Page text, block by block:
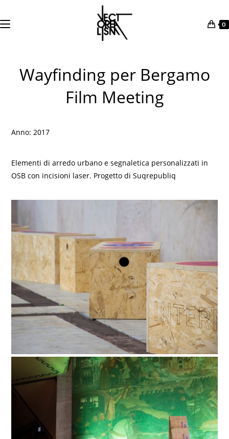
contenuto
0
Wayfinding per Bergamo
Film Meeting
Anno: 2017
Elementi di arredo urbano e segnaletica personalizzati in
OSB con incisioni laser. Progetto di Suqrepubliq